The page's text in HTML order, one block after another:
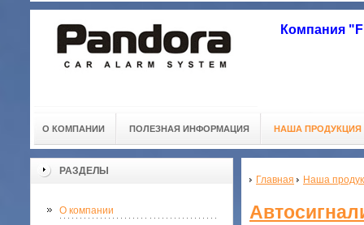
Компания
О КОМПАНИИ ПОЛЕЗНАЯ ИНФОРМАЦИЯ НАША ПРОДУКЦИЯ
РАЗДЕЛЫ
О компании
Главная Наша